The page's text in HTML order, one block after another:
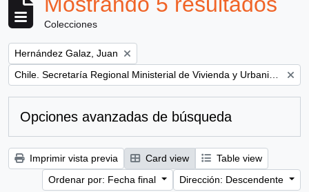
Colecciones
Remove filter:
Hernández Galaz, Juan
Remove filter:
Opciones avanzadas de búsqueda
Imprimir vista previa Card view
Table view
Ordenar por: Fecha final
Dirección: Descendente